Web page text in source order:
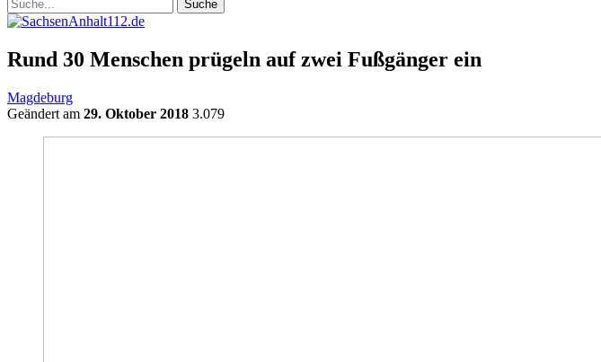
Rund 30 Menschen prügeln auf zwei Fußgänger ein
Magdeburg
Geändert am 29. Oktober 2018 3.079